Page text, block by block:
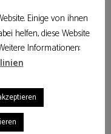
Einige von ihnen
helfen, diese Website
Informationen: